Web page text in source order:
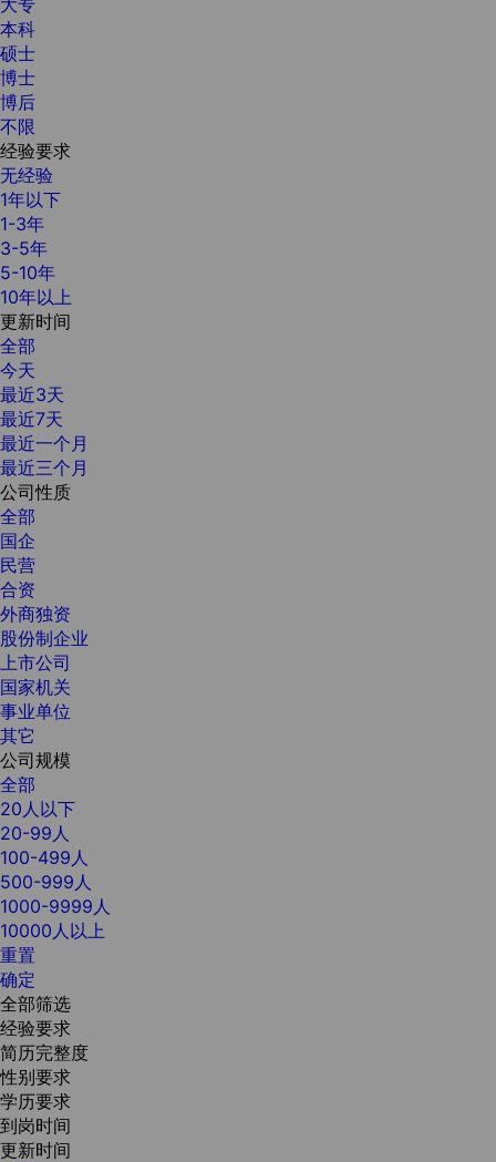
本科
硕士
博士
博后
不限
经验要求
无经验
1年以下
1-3年
3-5年
5-10年
10年以上
更新时间
全部
今天
最近3天
最近7天
最近一个月
最近三个月
公司性质
全部
国企
民营
合资
外商独资
股份制企业
上市公司
国家机关
事业单位
其它
公司规模
全部
20人以下
20-99人
100-499人
500-999人
1000-9999人
10000人以上
重置
确定
全部筛选
经验要求
简历完整度
性别要求
学历要求
到岗时间
更新时间